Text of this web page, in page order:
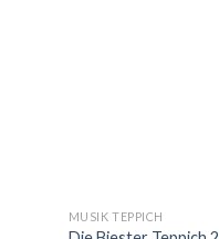
MUSIK TEPPICH